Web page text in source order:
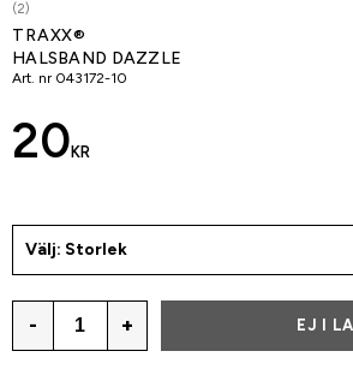
(2)
TRAXX®
HALSBAND DAZZLE
Art. nr 043172-10
20 KR
Välj: Storlek
- + EJ I